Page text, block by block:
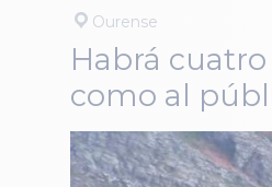
Ourense
Habrá
como al